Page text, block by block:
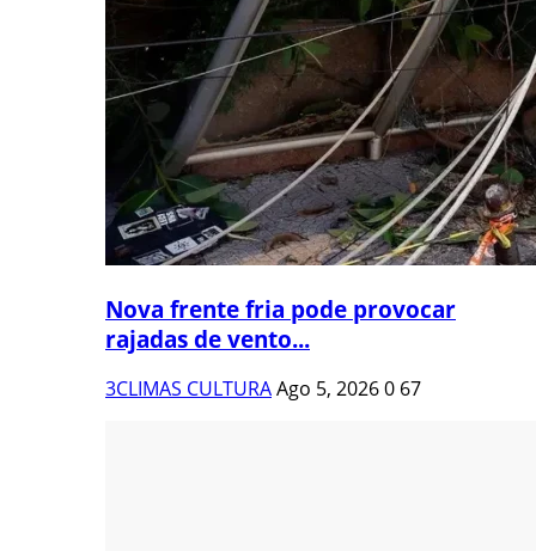
Nova frente fria pode provocar
rajadas de vento...
3CLIMAS CULTURAAgo 5, 20260 67